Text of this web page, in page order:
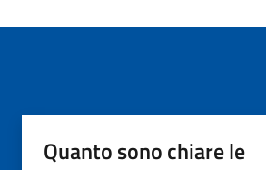
Quanto sono chiare le